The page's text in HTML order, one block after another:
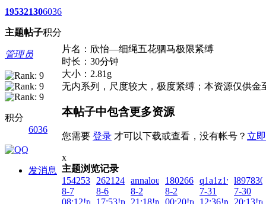
1953
主题
2130
帖子
6036
积分
管理员
积分
6036
发消息
片名：欣怡—细绳五花驷马极限紧缚
时长：30分钟
大小：2.81g
无内系列，尺度较大，极度紧缚；本资源仅供金
本帖子中包含更多资源
您需要 登录 才可以下载或查看，没有帐号？ 立
x
主题浏览记录
1542538255!zai!2026-
8-7
08:12!read!
2621248473!zai!2026-
8-6
17:53!read!
annalou666888!zai!2026-
8-2
21:18!read!
1802667552!zai!2026-
8-2
00:20!read!
7-31
12:36!read!
7-30